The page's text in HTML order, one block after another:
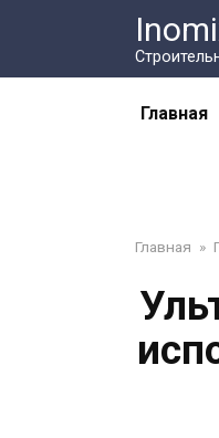
Главная
Главная »